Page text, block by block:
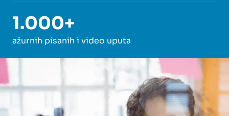
1.000+
ažurnih pisanih i video uputa